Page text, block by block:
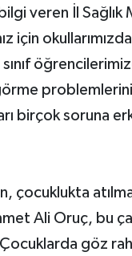
veren İl
için
birçok soruna
çocuklukta
Ali Oruç, bu
göz